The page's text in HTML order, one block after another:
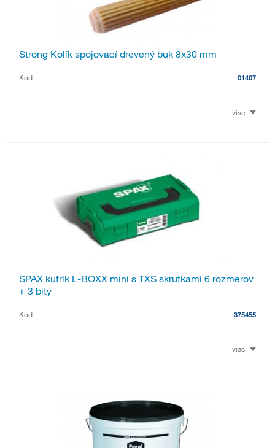
Strong Kolík spojovací drevený buk 8x30 mm
Kód 01407
viac
SPAX kufrík L-BOXX mini s TXS skrutkami 6 rozmerov
+ 3 bity
Kód 375455
viac